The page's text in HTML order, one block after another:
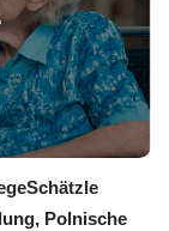
Polnische